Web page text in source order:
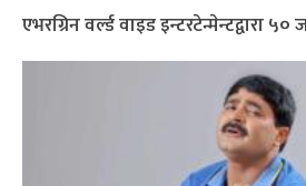
एभरग्रिन वर्ल्ड वाइड इन्टरटेन्मेन्टद्वारा